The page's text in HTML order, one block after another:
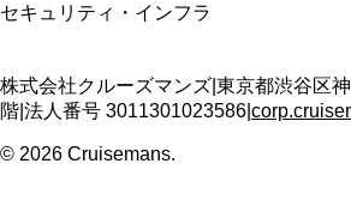
セキュリティ・インフラ
株式会社クルーズマンズ 東京都渋谷区
階 法人番号 3011301023586
© 2026 Cruisemans.